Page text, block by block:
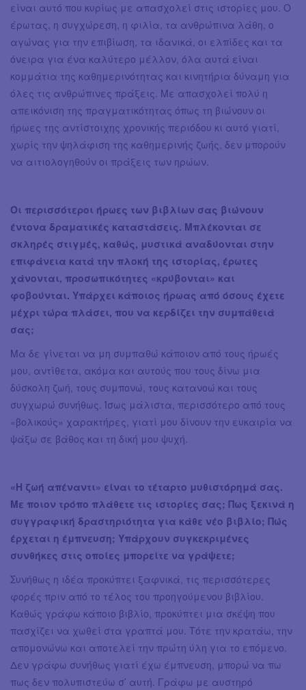
είναι αυτό που κυρίως με απασχολεί στις ιστορίες μου. Ο
έρωτας, η συγχώρεση, η φιλία, τα ανθρώπινα λάθη, ο
αγώνας για την επιβίωση, τα ιδανικά, οι ελπίδες και τα
όνειρα για ένα καλύτερο μέλλον, όλα αυτά είναι
κομμάτια της καθημερινότητας και κινητήρια δύναμη για
όλες τις ανθρώπινες πράξεις. Με απασχολεί πολύ η
απεικόνιση της πραγματικότητας όπως τη βιώνουν οι
ήρωες της αντίστοιχης χρονικής περιόδου κι αυτό γιατί,
χωρίς την ψηλάφιση της καθημερινής ζωής, δεν μπορούν
να αιτιολογηθούν οι πράξεις των ηρώων.
Οι περισσότεροι ήρωες των βιβλίων σας βιώνουν
έντονα δραματικές καταστάσεις. Μπλέκονται σε
σκληρές στιγμές, καθώς, μυστικά αναδύονται στην
επιφάνεια κατά την πλοκή της ιστορίας, έρωτες
χάνονται, προσωπικότητες «κρύβονται» και
φοβούνται. Υπάρχει κάποιος ήρωας από όσους έχετε
μέχρι τώρα πλάσει, που να κερδίζει την συμπάθειά
σας;
Μα δε γίνεται να μη συμπαθώ κάποιον από τους ήρωές
μου, αντίθετα, ακόμα και αυτούς που τους δίνω μια
δύσκολη ζωή, τους συμπονώ, τους κατανοώ και τους
συγχωρώ συνήθως. Ίσως μάλιστα, περισσότερο από τους
«βολικούς» χαρακτήρες, γιατί μου δίνουν την ευκαιρία να
ψάξω σε βάθος και τη δική μου ψυχή.
«Η ζωή απέναντι» είναι το τέταρτο μυθιστόρημά σας.
Με ποιον τρόπο πλάθετε τις ιστορίες σας; Πως ξεκινά η
συγγραφική δραστηριότητα για κάθε νέο βιβλίο; Πώς
έρχεται η έμπνευση; Υπάρχουν συγκεκριμένες
συνθήκες στις οποίες μπορείτε να γράψετε;
Συνήθως η ιδέα προκύπτει ξαφνικά, τις περισσότερες
φορές πριν από το τέλος του προηγούμενου βιβλίου.
Καθώς γράφω κάποιο βιβλίο, προκύπτει μια σκέψη που
πασχίζει να χωθεί στα γραπτά μου. Τότε την κρατάω, την
απομονώνω και αποτελεί την πρώτη ύλη για το επόμενο.
Δεν γράφω συνήθως γιατί έχω έμπνευση, μπορώ να πω
πως δεν πολυπιστεύω σ’ αυτή. Γράφω με αυστηρό